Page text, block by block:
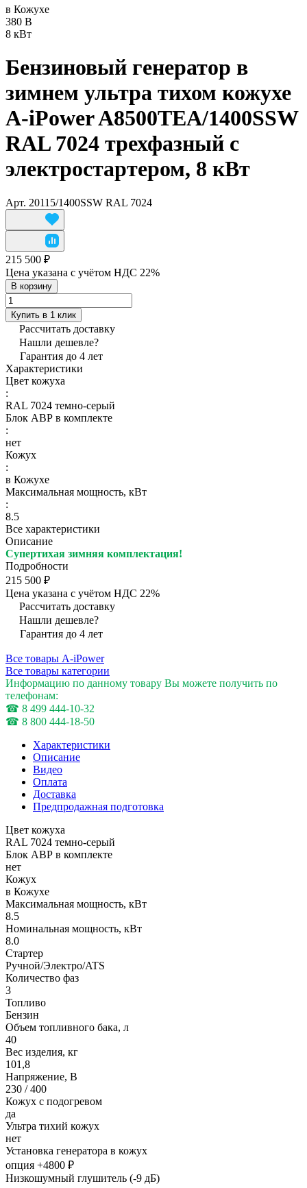
в Кожухе
380 В
8 кВт
Бензиновый генератор в
зимнем ультра тихом кожухе
A-iPower A8500TEA/1400SSW
RAL 7024 трехфазный с
электростартером, 8 кВт
Арт. 20115/1400SSW RAL 7024
215 500 ₽
Цена указана с учётом НДС 22%
В корзину
Купить в 1 клик
Рассчитать доставку
Нашли дешевле?
Гарантия до 4 лет
Характеристики
Цвет кожуха
:
RAL 7024 темно-серый
Блок АВР в комплекте
:
нет
Кожух
:
в Кожухе
Максимальная мощность, кВт
:
8.5
Все характеристики
Описание
Супертихая зимняя комплектация!
Подробности
215 500 ₽
Цена указана с учётом НДС 22%
Рассчитать доставку
Нашли дешевле?
Гарантия до 4 лет
Все товары A-iPower
Все товары категории
Информацию по данному товару Вы можете получить по
телефонам:
☎ 8 499 444-10-32
☎ 8 800 444-18-50
Характеристики
Описание
Видео
Оплата
Доставка
Предпродажная подготовка
Цвет кожуха
RAL 7024 темно-серый
Блок АВР в комплекте
нет
Кожух
в Кожухе
Максимальная мощность, кВт
8.5
Номинальная мощность, кВт
8.0
Стартер
Ручной/Электро/ATS
Количество фаз
3
Топливо
Бензин
Объем топливного бака, л
40
Вес изделия, кг
101,8
Напряжение, В
230 / 400
Кожух с подогревом
да
Ультра тихий кожух
нет
Установка генератора в кожух
опция +4800 ₽
Низкошумный глушитель (-9 дБ)